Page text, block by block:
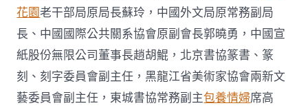
花園老干部局原局長蘇玲，中國外文局原常務副局
長、中國國際公共關系協會原副會長郭曉勇，中國宣
紙股份無限公司董事長趙胡鯤，北京書協篆書、篆
刻、刻字委員會副主任，黑龍江省美術家協會兩新文
藝委員會副主任，東城書協常務副主包養情婦席高